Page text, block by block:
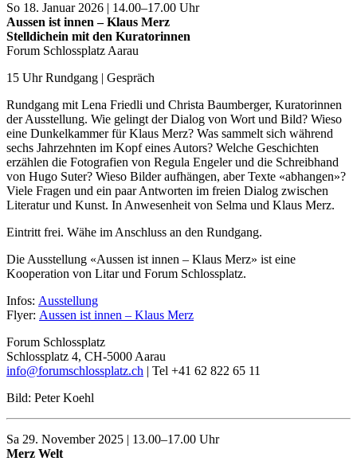
So 18. Januar 2026 | 14.00–17.00 Uhr
Aussen ist innen – Klaus Merz
Stelldichein mit den Kuratorinnen
Forum Schlossplatz Aarau
15 Uhr Rundgang | Gespräch
Rundgang mit Lena Friedli und Christa Baumberger, Kuratorinnen
der Ausstellung. Wie gelingt der Dialog von Wort und Bild? Wieso
eine Dunkelkammer für Klaus Merz? Was sammelt sich während
sechs Jahrzehnten im Kopf eines Autors? Welche Geschichten
erzählen die Fotografien von Regula Engeler und die Schreibhand
von Hugo Suter? Wieso Bilder aufhängen, aber Texte «abhangen»?
Viele Fragen und ein paar Antworten im freien Dialog zwischen
Literatur und Kunst. In Anwesenheit von Selma und Klaus Merz.
Eintritt frei. Wähe im Anschluss an den Rundgang.
Die Ausstellung «Aussen ist innen – Klaus Merz» ist eine
Kooperation von Litar und Forum Schlossplatz.
Infos: Ausstellung
Flyer: Aussen ist innen – Klaus Merz
Forum Schlossplatz
Schlossplatz 4, CH-5000 Aarau
info@forumschlossplatz.ch | Tel +41 62 822 65 11
Bild: Peter Koehl
Sa 29. November 2025 | 13.00–17.00 Uhr
Merz Welt